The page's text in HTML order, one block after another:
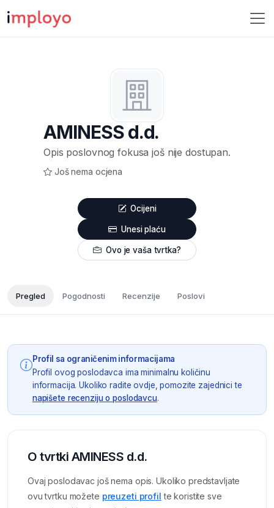
AMINESS d.d.
Opis poslovnog fokusa još nije dostupan.
Još nema ocjena
Ocijeni
Unesi plaću
Ovo je vaša tvrtka?
Pregled Pogodnosti Recenzije Poslovi
Profil sa ograničenim informacijama
Profil ovog poslodavca ima minimalnu količinu
informacija. Ukoliko radite ovdje, pomozite zajednici te
napišete recenziju o poslodavcu.
O tvrtki AMINESS d.d.
Ovaj poslodavac još nema opis. Ukoliko predstavljate
ovu tvrtku možete preuzeti profil te koristite sve